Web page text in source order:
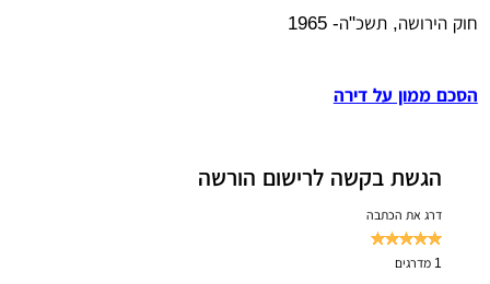
חוק הירושה, תשכ"ה- 1965
הסכם ממון על דירה
הגשת בקשה לרישום הורשה
דרג את הכתבה
1 מדרגים